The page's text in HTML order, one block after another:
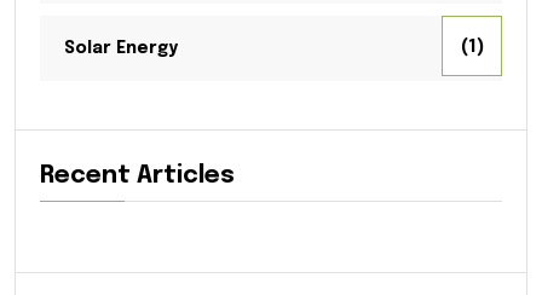
Solar Energy (1)
Recent Articles